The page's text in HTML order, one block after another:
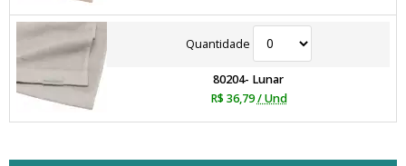
Quantidade
80204- Lunar
R$ 36,79 / Und